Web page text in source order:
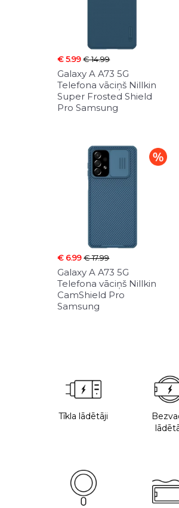
€ 5.99€ 14.99
Galaxy A A73 5G
Telefona vāciņš Nillkin
Super Frosted Shield
Pro Samsung
€ 6.99€ 17.99
Galaxy A A73 5G
Telefona vāciņš Nillkin
CamShield Pro
Samsung
Tīkla lādētāji